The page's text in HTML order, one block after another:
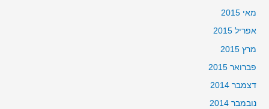
מאי 2015
אפריל 2015
מרץ 2015
פברואר 2015
דצמבר 2014
נובמבר 2014